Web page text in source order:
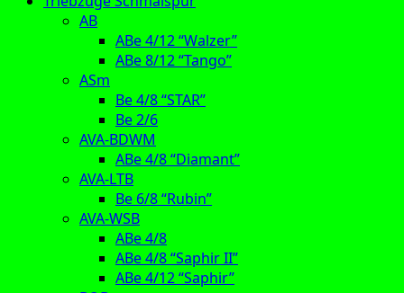
AB
ABe 4/12 “Walzer”
ABe 8/12 “Tango”
ASm
Be 4/8 “STAR”
Be 2/6
AVA-BDWM
ABe 4/8 “Diamant”
AVA-LTB
Be 6/8 “Rubin”
AVA-WSB
ABe 4/8
ABe 4/8 “Saphir II”
ABe 4/12 “Saphir”